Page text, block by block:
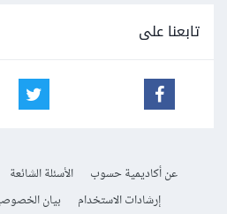
تابعنا على
عن أكاديمية حسوب الأسئلة الشائعة
إرشادات الاستخدام
بيان